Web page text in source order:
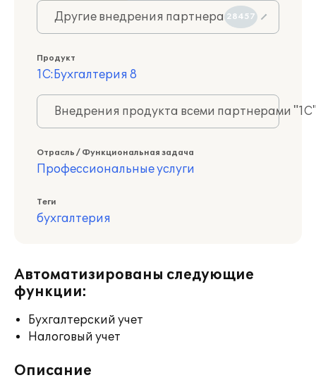
Другие внедрения партнера 28457
Продукт
1С:Бухгалтерия 8
Внедрения продукта всеми партнерами
Отрасль / Функциональная задача
Профессиональные услуги
Теги
бухгалтерия
Автоматизированы следующие
функции:
Бухгалтерский учет
Налоговый учет
Описание